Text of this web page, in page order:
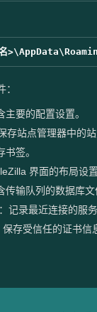
主要的配置设置。
存站点管理器中的
书签。
界面的布局设
传输队列的数据库文
：记录最近连接的服
保存受信任的证书信